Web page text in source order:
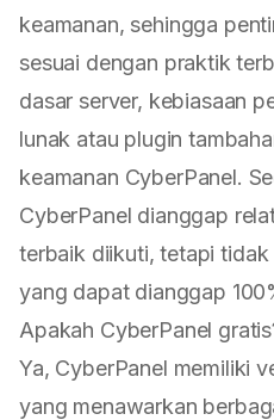
keamanan, sehingga
sesuai dengan praktik
dasar server, kebiasaan
lunak atau plugin
keamanan CyberPanel.
CyberPanel dianggap
terbaik diikuti, tetapi
yang dapat dianggap
Apakah CyberPanel
Ya, CyberPanel memiliki
yang menawarkan